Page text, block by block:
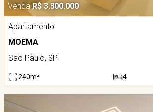
Venda R$ 3.800.000
Apartamento
MOEMA
São Paulo, SP
240m² 4